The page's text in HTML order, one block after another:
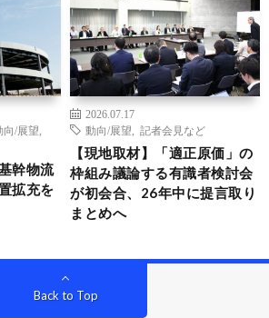
向/展望
幹物流
拡充を
2026.07.17
動向/展望
記者会見など
【現地取材】「適正原価」の
枠組み議論する有識者検討会
が初会合、26年中に提言取り
まとめへ
Back to Top